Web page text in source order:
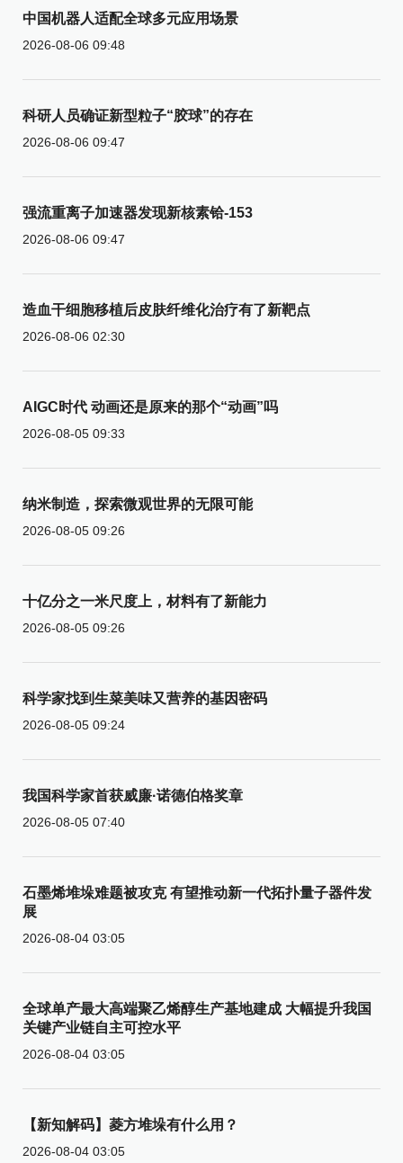
中国机器人适配全球多元应用场景
2026-08-06 09:48
科研人员确证新型粒子“胶球”的存在
2026-08-06 09:47
强流重离子加速器发现新核素铪-153
2026-08-06 09:47
造血干细胞移植后皮肤纤维化治疗有了新靶点
2026-08-06 02:30
AIGC时代 动画还是原来的那个“动画”吗
2026-08-05 09:33
纳米制造，探索微观世界的无限可能
2026-08-05 09:26
十亿分之一米尺度上，材料有了新能力
2026-08-05 09:26
科学家找到生菜美味又营养的基因密码
2026-08-05 09:24
我国科学家首获威廉·诺德伯格奖章
2026-08-05 07:40
石墨烯堆垛难题被攻克 有望推动新一代拓扑量子器件发
展
2026-08-04 03:05
全球单产最大高端聚乙烯醇生产基地建成 大幅提升我国
关键产业链自主可控水平
2026-08-04 03:05
【新知解码】菱方堆垛有什么用？
2026-08-04 03:05